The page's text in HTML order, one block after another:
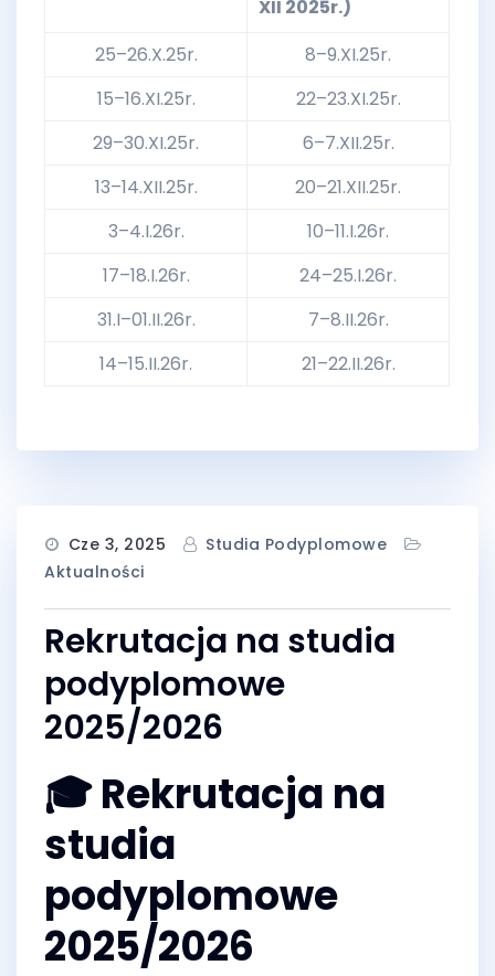
XII 2025r.)
25–26.X.25r.
8–9.XI.25r.
15–16.XI.25r.
22–23.XI.25r.
29–30.XI.25r.
6–7.XII.25r.
13–14.XII.25r.
20–21.XII.25r.
3–4.I.26r.
10–11.I.26r.
17–18.I.26r.
24–25.I.26r.
31.I–01.II.26r.
7–8.II.26r.
14–15.II.26r.
21–22.II.26r.
Cze 3, 2025
Studia Podyplomowe
Aktualności
Rekrutacja na studia
podyplomowe
2025/2026
🎓 Rekrutacja na
studia
podyplomowe
2025/2026